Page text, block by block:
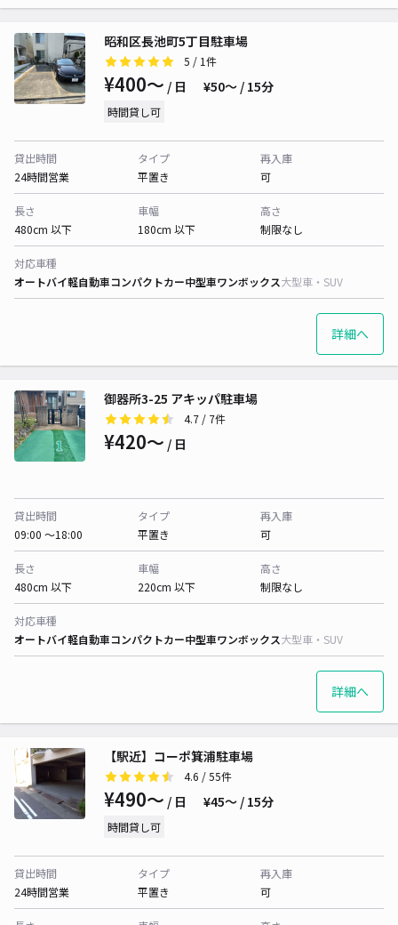
昭和区長池町5丁目駐車場
5 / 1件
¥400〜 / 日 ¥50〜 / 15分
時間貸し可
貸出時間
24時間営業
タイプ
平置き
再入庫
可
長さ
480cm 以下
車幅
180cm 以下
高さ
制限なし
対応車種
オートバイ軽自動車コンパクトカー中型車ワンボックス大型車・SUV
詳細へ
御器所3-25 アキッパ駐車場
4.7 / 7件
¥420〜 / 日
貸出時間
09:00 〜18:00
タイプ
平置き
再入庫
可
長さ
480cm 以下
車幅
220cm 以下
高さ
制限なし
対応車種
オートバイ軽自動車コンパクトカー中型車ワンボックス大型車・SUV
詳細へ
【駅近】コーポ箕浦駐車場
4.6 / 55件
¥490〜 / 日 ¥45〜 / 15分
時間貸し可
貸出時間
24時間営業
タイプ
平置き
再入庫
可